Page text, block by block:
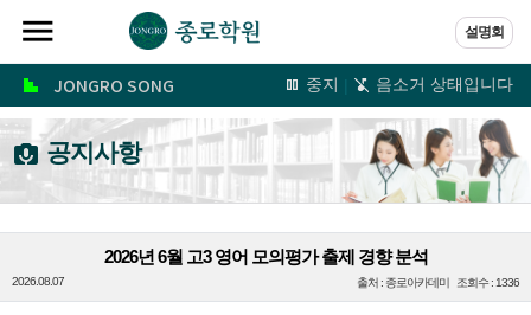
 설명회
중지 음소거 상태입니다
JONGRO SONG
 공지사항
2026년 6월 고3 영어 모의평가 출제 경향 분석
2026.08.07 출처 : 종로아카데미 조회수 : 1336